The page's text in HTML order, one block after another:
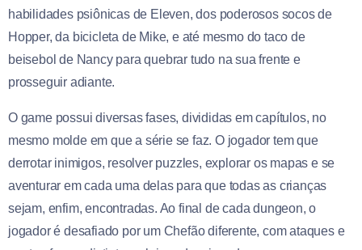
habilidades psiônicas de Eleven, dos poderosos socos de
Hopper, da bicicleta de Mike, e até mesmo do taco de
beisebol de Nancy para quebrar tudo na sua frente e
prosseguir adiante.
O game possui diversas fases, divididas em capítulos, no
mesmo molde em que a série se faz. O jogador tem que
derrotar inimigos, resolver puzzles, explorar os mapas e se
aventurar em cada uma delas para que todas as crianças
sejam, enfim, encontradas. Ao final de cada dungeon, o
jogador é desafiado por um Chefão diferente, com ataques e